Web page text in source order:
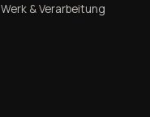
Werk & Verarbeitung